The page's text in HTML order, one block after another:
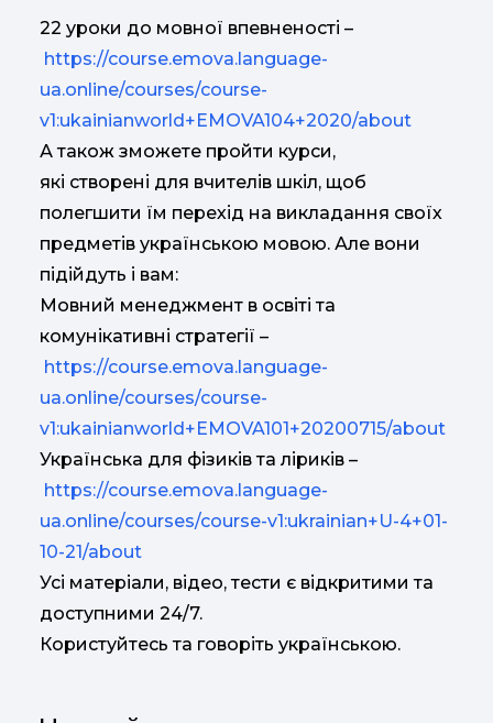
22 уроки до мовної впевненості –
https://course.emova.language-
ua.online/courses/course-
v1:ukainianworld+EMOVA104+2020/about
А також зможете пройти курси,
які створені для вчителів шкіл, щоб
полегшити їм перехід на викладання своїх
предметів українською мовою. Але вони
підійдуть і вам:
Мовний менеджмент в освіті та
комунікативні стратегії –
https://course.emova.language-
ua.online/courses/course-
v1:ukainianworld+EMOVA101+20200715/about
Українська для фізиків та ліриків –
https://course.emova.language-
ua.online/courses/course-v1:ukrainian+U-4+01-
10-21/about
Усі матеріали, відео, тести є відкритими та
доступними 24/7.
Користуйтесь та говоріть українською.